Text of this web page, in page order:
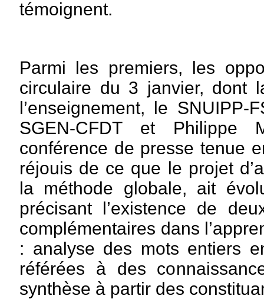
témoignent.
Parmi les premiers, les
circulaire du 3 janvier, dont
l’enseignement, le SNUIPP-
SGEN-CFDT et Philippe
conférence de presse tenue
réjouis de ce que le projet
la méthode globale, ait
précisant l’existence de
complémentaires dans
: analyse des mots entiers
référées à des
synthèse à partir des